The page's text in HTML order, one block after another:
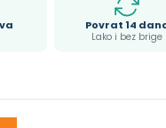
Povrat 14
Lako i bez brige